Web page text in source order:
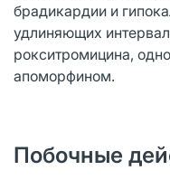
брадикардии и
удлиняющих
рокситромицина,
апоморфином.
Побочные